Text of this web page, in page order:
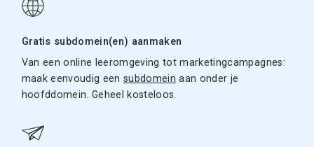
Gratis subdomein(en) aanmaken
Van een online leeromgeving tot marketingcampagnes:
maak eenvoudig eensubdomein aan onder je
hoofddomein. Geheel kosteloos.